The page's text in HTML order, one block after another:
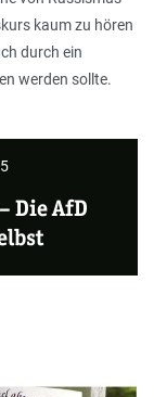
kaum zu hören
durch ein
werden sollte.
– Die AfD